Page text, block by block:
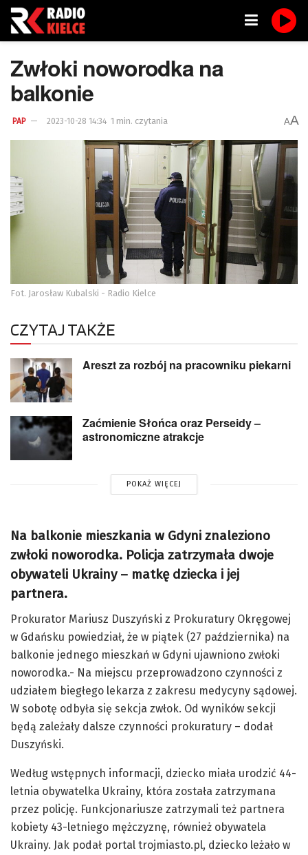
Zwłoki noworodka na
balkonie
PAP 2023-10-28 14:34 1 min. czytania AA
Fot. Jarosław Kubalski - Radio Kielce
CZYTAJ TAKŻE
Areszt za rozbój na pracowniku piekarni
Zaćmienie Słońca oraz Perseidy –
astronomiczne atrakcje
POKAŻ WIĘCEJ
Na balkonie mieszkania w Gdyni znaleziono
zwłoki noworodka. Policja zatrzymała dwoje
obywateli Ukrainy – matkę dziecka i jej
partnera.
Prokurator Mariusz Duszyński z Prokuratury Okręgowej
w Gdańsku powiedział, że w piątek (27 października) na
balkonie jednego mieszkań w Gdyni ujawniono zwłoki
noworodka.- Na miejscu przeprowadzono czynności z
udziałem biegłego lekarza z zakresu medycyny sądowej.
W sobotę odbyła się sekcja zwłok. Od wyników sekcji
będą zależały dalsze czynności prokuratury – dodał
Duszyński.
Według wstępnych informacji, dziecko miała urodzić 44-
letnia obywatelka Ukrainy, która została zatrzymana
przez policję. Funkcjonariusze zatrzymali też partnera
kobiety 43-letniego mężczyznę, również obywatela
Ukrainy. Jak podał portal trojmiasto.pl, dziecko leżało w